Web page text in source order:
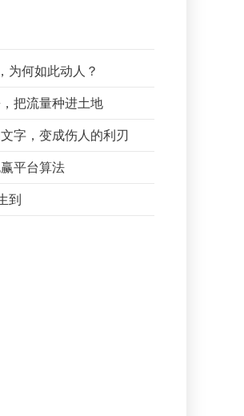
为何如此动人？
把流量种进土地
字，变成伤人的利刃
平台算法
到